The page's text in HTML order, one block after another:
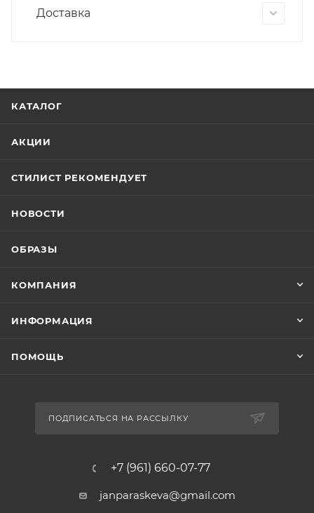
Доставка
КАТАЛОГ
АКЦИИ
СТИЛИСТ РЕКОМЕНДУЕТ
НОВОСТИ
ОБРАЗЫ
КОМПАНИЯ
ИНФОРМАЦИЯ
ПОМОЩЬ
ПОДПИСАТЬСЯ НА РАССЫЛКУ
+7 (961) 660-07-77
janparaskeva@gmail.com